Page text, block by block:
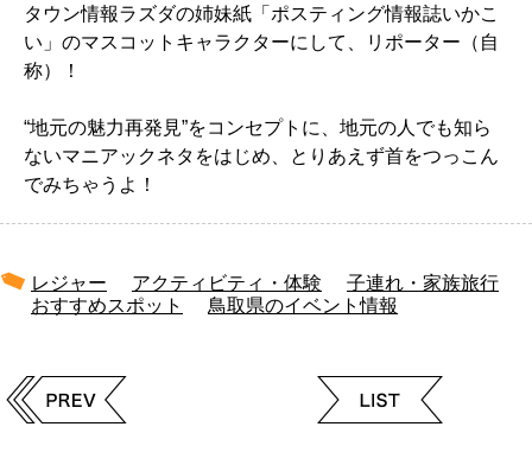
タウン情報ラズダの姉妹紙「ポスティング情報誌いかこ
い」のマスコットキャラクターにして、リポーター（自
称）！
“地元の魅力再発見”をコンセプトに、地元の人でも知ら
ないマニアックネタをはじめ、とりあえず首をつっこん
でみちゃうよ！
レジャー アクティビティ・体験
子連れ・家族旅行
おすすめスポット
鳥取県のイベント情報